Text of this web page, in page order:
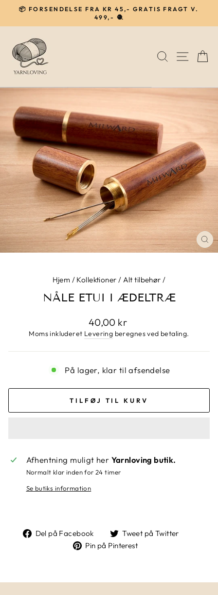
indhold
Pause
📦 FORSENDELSE FRA KR 45,- GRATIS FRAGT V.
499,- 🧶
SØG
Hjem / Kollektioner / Alt tilbehør /
NÅLE ETUI I ÆDELTRÆ
Normalpris
40,00 kr
Moms inkluderet Levering beregnes ved betaling.
På lager, klar til afsendelse
TILFØJ TIL KURV
Afhentning muligt her Yarnloving butik.
Normalt klar inden for 24 timer
Se butiks information
Del på Facebook
Del
på
Tweet på Twitter
Pin på Pinterest